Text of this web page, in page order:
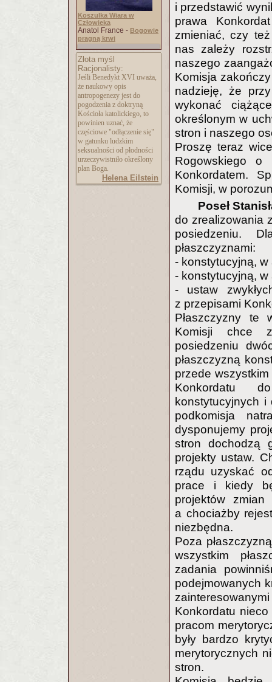
Koszulka Wiara w
Człowieka
Anatol France - Bogowie
pragną krwi
Złota myśl
Racjonalisty:
Jeśli Benedykt XVI uważa,
że naukowy opis
antropogenezy jest do
pogodzenia z doktryną
Kościoła katolickiego, to
powinien uznać, że
częściowe "odłączenie się"
w gatunku ludzkim
seksualności od płodności
urzeczywistniło określony
plan Boga.
Helena Eilstein
i przedstawić
prawa
zmieniać, czy
nas zależy
naszego
Komisja
nadzieję, że
wykonać
określonym w
stron i naszego
Proszę teraz
Rogowskiego o
Konkordatem.
Komisji, w
Poseł
do zrealizowania
posiedzeniu.
płaszczyznami:
- konstytucyjną,
- konstytucyjną,
- ustaw
z przepisami
Płaszczyzny te
Komisji chce
posiedzeniu
płaszczyzną
przede
Konkordatu
konstytucyjnych i
podkomisja
dysponujemy
stron dochodzą
projekty ustaw.
rządu uzyskać
prace i kiedy
projektów
a chociażby
niezbędna.
Poza
wszystkim
zadania
podejmowanych
Konkordatu nieco
pracom
były bardzo
merytorycznych
stron.